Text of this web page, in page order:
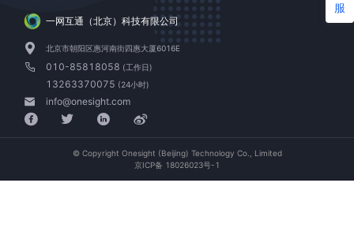
服
一网互通（北京）科技有限公司
北京市朝阳区惠河南街四惠大厦6016E
010-85818058 (工作日)
13263370075 (24小时)
info@onesight.com
© Copyright Onesight (Beijing) Technology Co., Limited
京ICP备 18026023号-1